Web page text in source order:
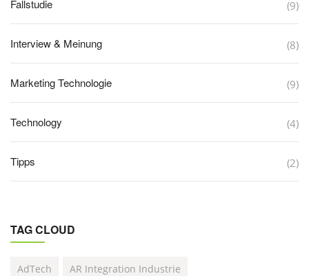
Fallstudie (9)
Interview & Meinung (8)
Marketing Technologie (9)
Technology (4)
Tipps (2)
TAG CLOUD
AdTech AR Integration Industrie